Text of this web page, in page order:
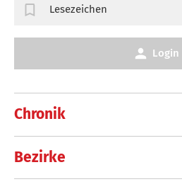
Chronik
Bezirke
Lesezeichen
Login